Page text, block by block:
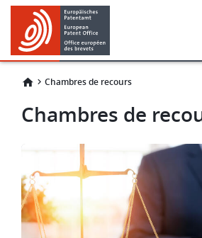
Skip
main
content
Skip
footer
Chambres de recours
Chambres de